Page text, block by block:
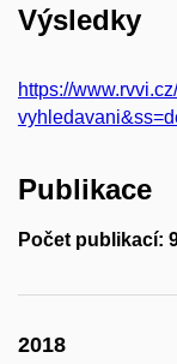
Výsledky
https://
Publikace
Počet publikací:
2018